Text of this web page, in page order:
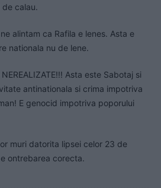
calau.
alintam ca Rafila e lenes. Asta e
nationala nu de lene.
Asta este Sabotaj si
antinationala si crima impotriva
E genocid impotriva poporului
muri datorita lipsei celor 23 de
ontrebarea corecta.